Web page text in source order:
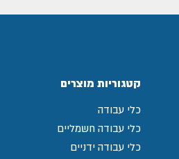
קטגוריות מוצרים
כלי עבודה
כלי עבודה חשמליים
כלי עבודה ידניים